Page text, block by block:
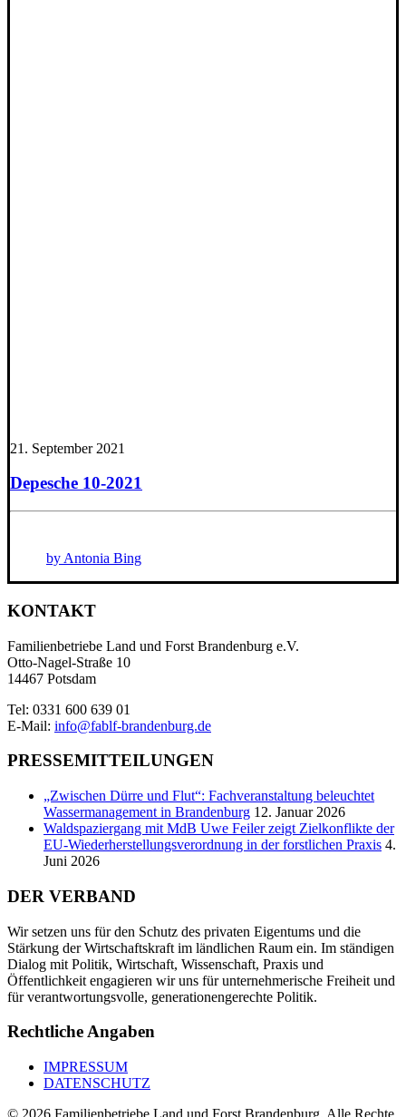
21. September 2021
Depesche 10-2021
by Antonia Bing
KONTAKT
Familienbetriebe Land und Forst Brandenburg e.V.
Otto-Nagel-Straße 10
14467 Potsdam
Tel: 0331 600 639 01
E-Mail: info@fablf-brandenburg.de
PRESSEMITTEILUNGEN
„Zwischen Dürre und Flut“: Fachveranstaltung beleuchtet
Wassermanagement in Brandenburg 12. Januar 2026
Waldspaziergang mit MdB Uwe Feiler zeigt Zielkonflikte der
EU-Wiederherstellungsverordnung in der forstlichen Praxis 4.
Juni 2026
DER VERBAND
Wir setzen uns für den Schutz des privaten Eigentums und die
Stärkung der Wirtschaftskraft im ländlichen Raum ein. Im ständigen
Dialog mit Politik, Wirtschaft, Wissenschaft, Praxis und
Öffentlichkeit engagieren wir uns für unternehmerische Freiheit und
für verantwortungsvolle, generationengerechte Politik.
Rechtliche Angaben
IMPRESSUM
DATENSCHUTZ
© 2026 Familienbetriebe Land und Forst Brandenburg. Alle Rechte